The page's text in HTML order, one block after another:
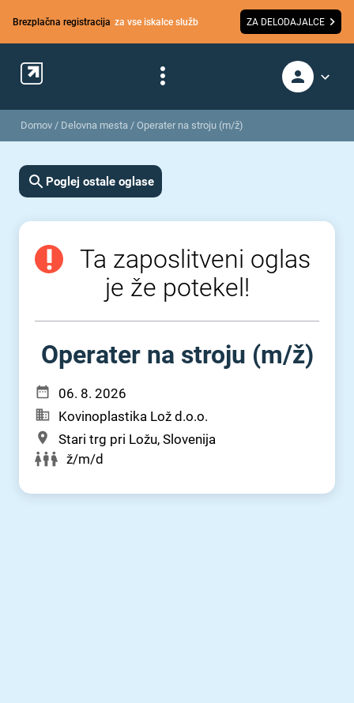
Brezplačna registracija za vse iskalce služb ZA DELODAJALCE
Domov / Delovna mesta / Operater na stroju (m/ž)
Poglej ostale oglase
Ta zaposlitveni oglas
je že potekel!
Operater na stroju (m⁠/⁠ž)
06. 8. 2026
Kovinoplastika Lož d.o.o.
Stari trg pri Ložu, Slovenija
ž/m/d